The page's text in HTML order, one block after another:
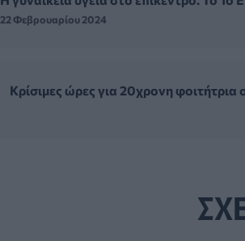
22 Φεβρουαρίου 2024
Κρίσιμες ώρες για 20χρονη